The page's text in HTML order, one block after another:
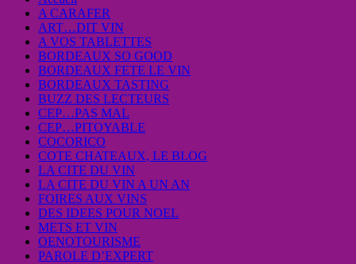
A CARAFER
ART…DIT VIN
A VOS TABLETTES
BORDEAUX SO GOOD
BORDEAUX FETE LE VIN
BORDEAUX TASTING
BUZZ DES LECTEURS
CEP…PAS MAL
CEP…PITOYABLE
COCORICO
COTE CHATEAUX, LE BLOG
LA CITE DU VIN
LA CITE DU VIN A UN AN
FOIRES AUX VINS
DES IDEES POUR NOEL
METS ET VIN
OENOTOURISME
PAROLE D’EXPERT